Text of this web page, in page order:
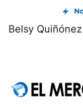
Belsy